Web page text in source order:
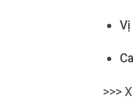
Vị
>>>